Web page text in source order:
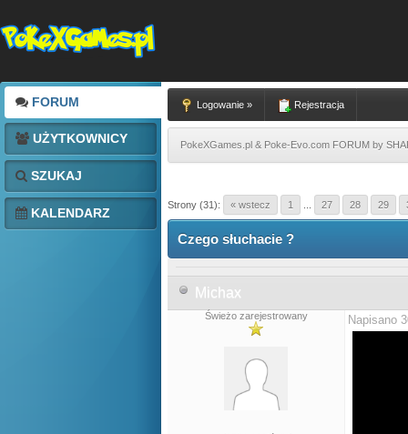
FORUM
UŻYTKOWNICY
SZUKAJ
KALENDARZ
Logowanie » Rejestracja
PokeXGames.pl & Poke-Evo.com FORUM by
Strony (31): « wstecz 1 27 28 29
Czego słuchacie ?
Michax
Świeżo zarejestrowany Napisano